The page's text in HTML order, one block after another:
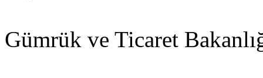
Gümrük ve Ticaret